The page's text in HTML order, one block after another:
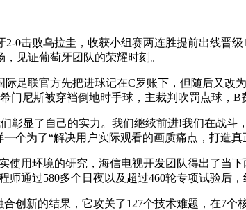
0击败乌拉圭，收获小组赛两连胜提前出线晋
，见证葡萄牙团队的荣耀时刻。
足联官方先把进球记在C罗账下，但随后又改
门尼斯被穿裆倒地时手球，主裁判吹罚点球，
彰显了自己的实力。我们继续前进!我们在战
个为了“解决用户实际观看的画质痛点，打造
用环境的研究，海信电视开发团队得出了当
师通过580多个日夜以及超过460轮专项试验
创新的结果，它攻关了127个技术难题，在7个